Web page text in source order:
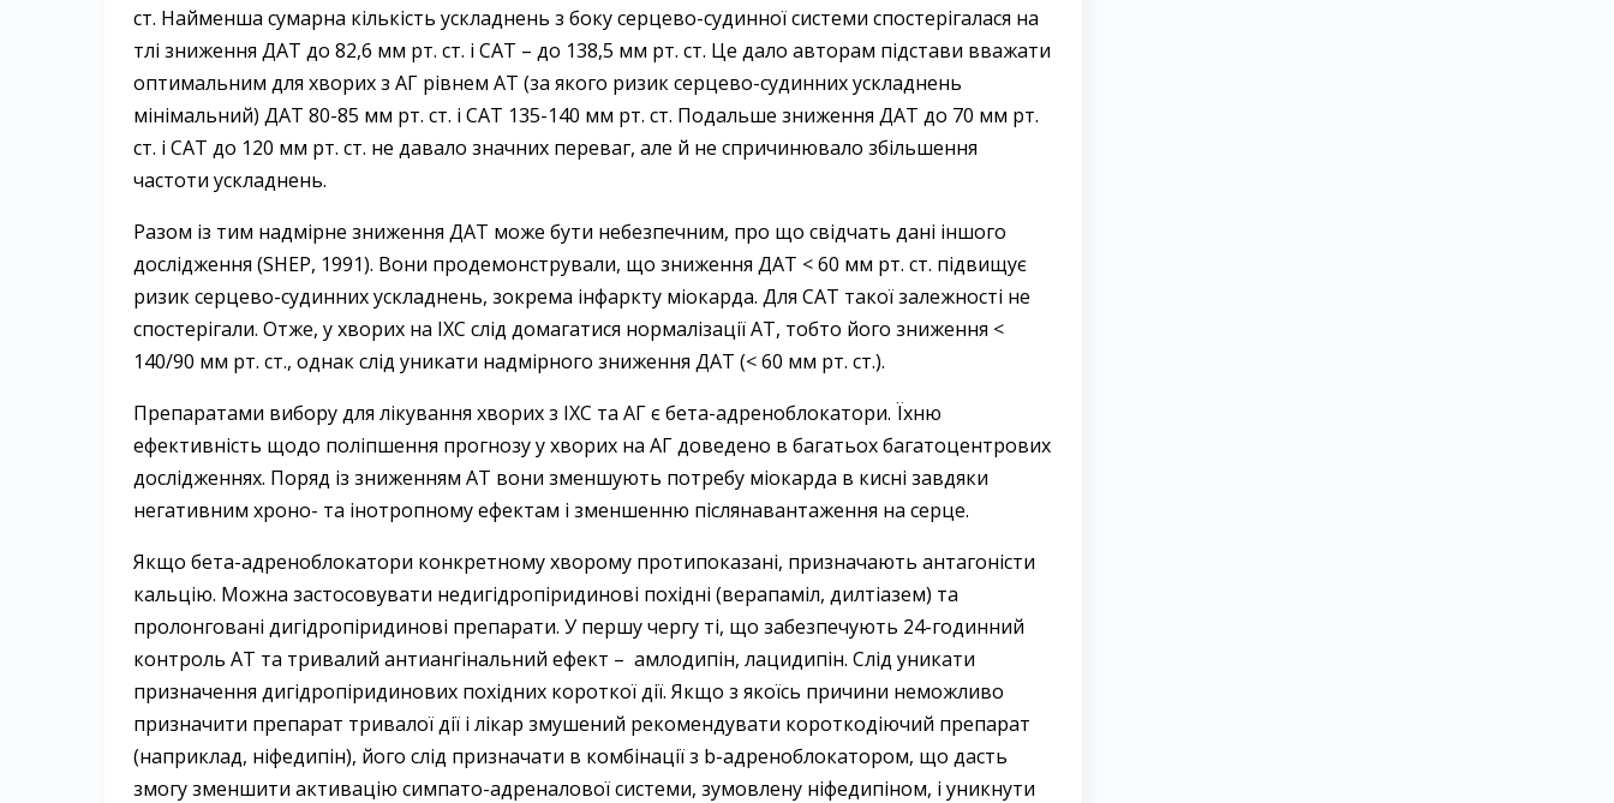
ст. Найменша сумарна кількість ускладнень з боку серцево-судинної системи спостерігалася на
тлі зниження ДАТ до 82,6 мм рт. ст. і CAT – до 138,5 мм рт. ст. Це дало авторам підстави вважати
оптимальним для хворих з АГ рівнем AT (за якого ризик серцево-судинних ускладнень
мінімальний) ДАТ 80-85 мм рт. ст. і CAT 135-140 мм рт. ст. Подальше зниження ДАТ до 70 мм рт.
ст. і CAT до 120 мм рт. ст. не давало значних переваг, але й не спричинювало збільшення
частоти ускладнень.
Разом із тим надмірне зниження ДАТ може бути небезпечним, про що свідчать дані іншого
дослідження (SHEP, 1991). Вони продемонстрували, що зниження ДАТ < 60 мм рт. ст. підвищує
ризик серцево-судинних ускладнень, зокрема інфаркту міокарда. Для CAT такої залежності не
спостерігали. Отже, у хворих на ІХС слід домагатися нормалізації AT, тобто його зниження <
140/90 мм рт. ст., однак слід уникати надмірного зниження ДАТ (< 60 мм рт. ст.).
Препаратами вибору для лікування хворих з ІХС та АГ є бета-адреноблокатори. Їхню
ефективність щодо поліпшення прогнозу у хворих на АГ доведено в багатьох багатоцентрових
дослідженнях. Поряд із зниженням AT вони зменшують потребу міокарда в кисні завдяки
негативним хроно- та інотропному ефектам і зменшенню післянавантаження на серце.
Якщо бета-адреноблокатори конкретному хворому протипоказані, призначають антагоністи
кальцію. Можна застосовувати недигідропіридинові похідні (верапаміл, дилтіазем) та
пролонговані дигідропіридинові препарати. У першу чергу ті, що забезпечують 24-годинний
контроль AT та тривалий антиангінальний ефект – амлодипін, лацидипін. Слід уникати
призначення дигідропіридинових похідних короткої дії. Якщо з якоїсь причини неможливо
призначити препарат тривалої дії і лікар змушений рекомендувати короткодіючий препарат
(наприклад, ніфедипін), його слід призначати в комбінації з b-адреноблокатором, що дасть
змогу зменшити активацію симпато-адреналової системи, зумовлену ніфедипіном, і уникнути